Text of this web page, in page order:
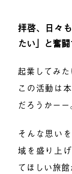
拝啓、日々
たい」と奮
起業してみた
この活動は
だろうかーー
そんな思い
域を盛り上
てほしい旅館